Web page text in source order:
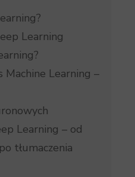
Learning
Machine Learning –
Learning – od
tłumaczenia